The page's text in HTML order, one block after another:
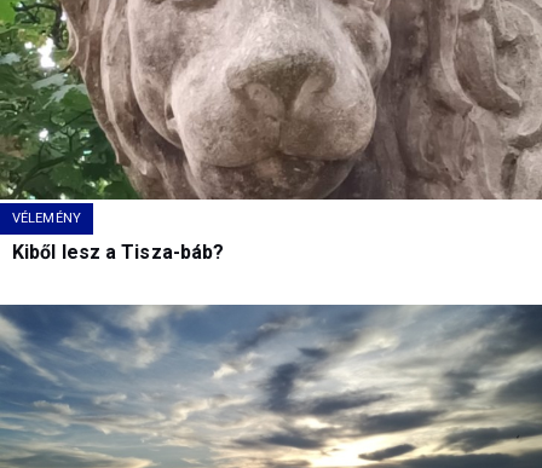
VÉLEMÉNY
Kiből lesz a Tisza-báb?